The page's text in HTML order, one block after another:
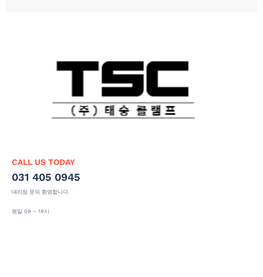
CALL US TODAY
031 405 0945
대리점 문의 환영합니다.
평일 09 – 18시